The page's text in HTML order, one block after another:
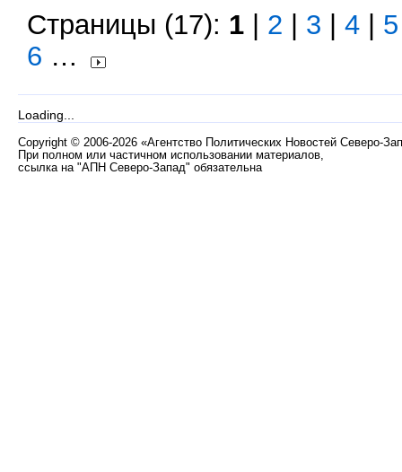
Страницы (17): 1 2 3 4 5
6 …
Loading...
Copyright © 2006-2026 «Агентство Политических Новостей Северо-
При полном или частичном использовании материалов,
ссылка на "АПН Северо-Запад" обязательна